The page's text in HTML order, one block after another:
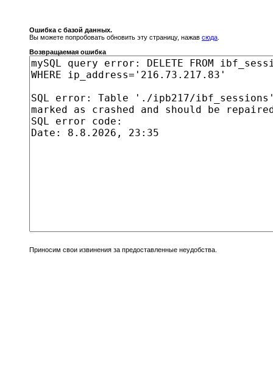
Ошибка с базой данных.
Вы можете попробовать обновить эту страницу, нажав сюда
Возвращаемая ошибка
Приносим свои извинения за предоставленные неудобства.